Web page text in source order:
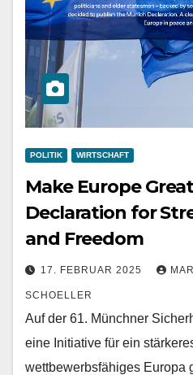
POLITIK WIRTSCHAFT
Make Europe
Declaration for
and Freedom
17. FEBRUAR 2025
SCHOELLER
Auf der 61. Münchner
eine Initiative für ein
wettbewerbsfähiges Europa